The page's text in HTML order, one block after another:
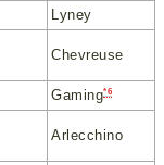
Lyney
Chevreuse
Gaming*6
Arlecchino